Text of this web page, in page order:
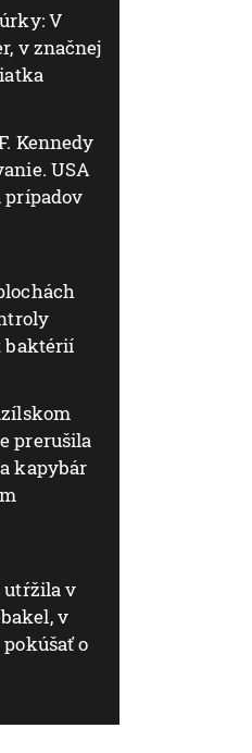
V
v značnej
Kennedy
USA
prípadov
baktérií
prerušila
kapybár
utŕžila v
v
pokúšať o